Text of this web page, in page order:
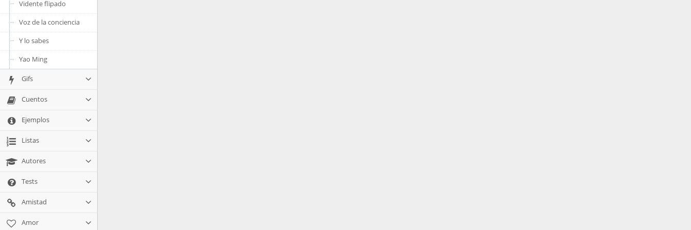
Vidente flipado
Voz de la conciencia
Y lo sabes
Yao Ming
Gifs
Cuentos
Ejemplos
Listas
Autores
Tests
Amistad
Amor